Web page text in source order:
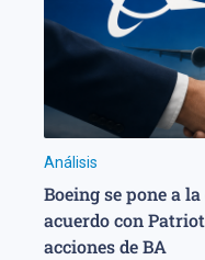
Análisis
Boeing se pone a
acuerdo con
acciones de BA